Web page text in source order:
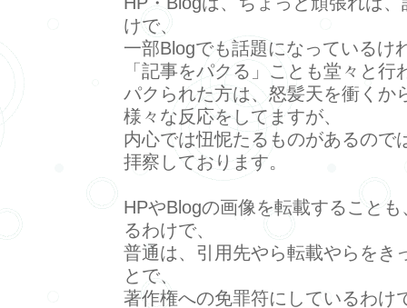
けで、
一部Blogでも話題になっているけ
「記事をパクる」ことも堂々と行
パクられた方は、怒髪天を衝くか
様々な反応をしてますが、
内心では忸怩たるものがあるので
拝察しております。
HPやBlogの画像を転載すること
るわけで、
普通は、引用先やら転載やらをき
とで、
著作権への免罪符にしているわけ